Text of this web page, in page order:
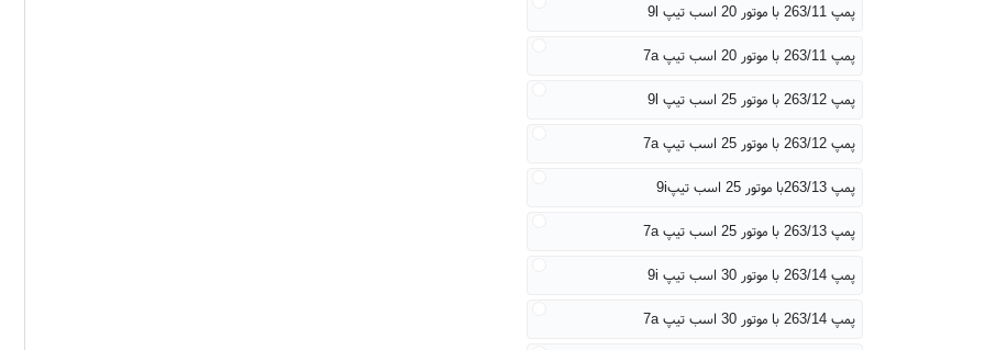
پمپ 263/11 با موتور 20 اسب تیپ 9l
پمپ 263/11 با موتور 20 اسب تیپ 7a
پمپ 263/12 با موتور 25 اسب تیپ 9l
پمپ 263/12 با موتور 25 اسب تیپ 7a
پمپ 263/13با موتور 25 اسب تیپ9i
پمپ 263/13 با موتور 25 اسب تیپ 7a
پمپ 263/14 با موتور 30 اسب تیپ 9i
پمپ 263/14 با موتور 30 اسب تیپ 7a